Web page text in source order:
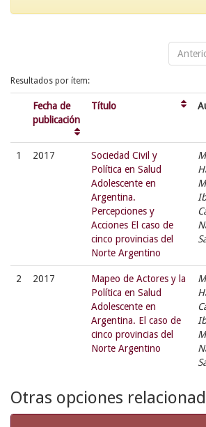
Resultados por ítem:
Fecha de
publicación
Título
1 2017
Sociedad Civil y
Política en Salud
Adolescente en
Argentina.
Percepciones y
Acciones El caso de
cinco provincias del
Norte Argentino
2 2017
Mapeo de Actores y la
Política en Salud
Adolescente en
Argentina. El caso de
cinco provincias del
Norte Argentino
Otras opciones